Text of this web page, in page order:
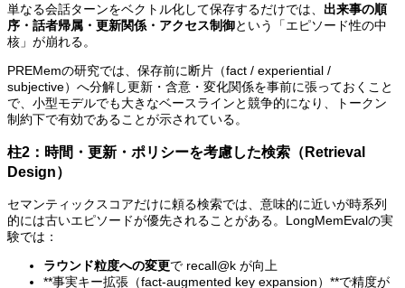
単なる会話ターンをベクトル化して保存するだけでは、 出来事の順
序・話者帰属・更新関係・アクセス制御という「エピソード性の中
核」が崩れる。
PREMemの研究では、保存前に断片（fact / experiential /
subjective）へ分解し更新・含意・変化関係を事前に張っておくこと
で、小型モデルでも大きなベースラインと競争的になり、トークン
制約下で有効であることが示されている。
柱2：時間・更新・ポリシーを考慮した検索（Retrieval
Design）
セマンティックスコアだけに頼る検索では、意味的に近いが時系列
的には古いエピソードが優先されることがある。LongMemEvalの実
験では：
ラウンド粒度への変更で recall@k が向上
**事実キー拡張（fact-augmented key expansion）**で精度が